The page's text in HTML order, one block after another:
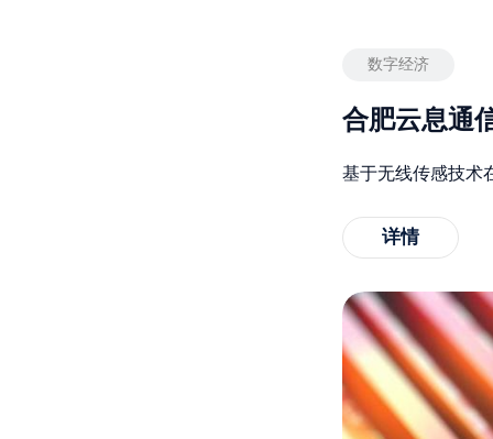
数字经济
合肥云息通
基于无线传感技术
详情